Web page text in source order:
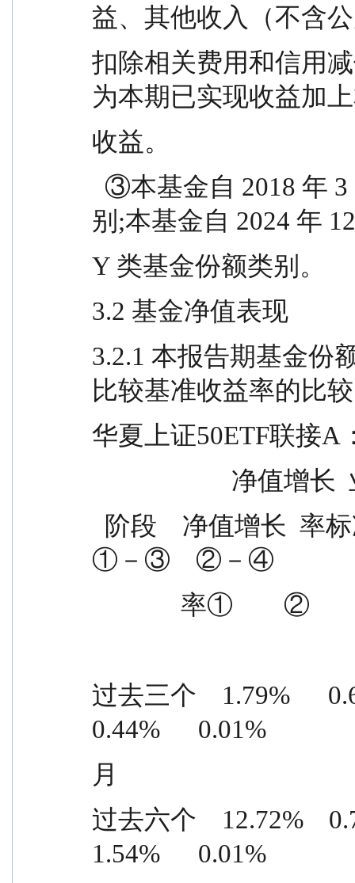
益、其他收入（不含
扣除相关费用和信用
为本期已实现收益加
收益。
别;本基金自 2024 年
Y 类基金份额类别。
3.2 基金净值表现
3.2.1 本报告期基金份
比较基准收益率的比较
华夏上证50ETF联接A
①－③    ②－④
率①
过去三个    1.79%
0.44%      0.01%
月
过去六个    12.72%
1.54%      0.01%